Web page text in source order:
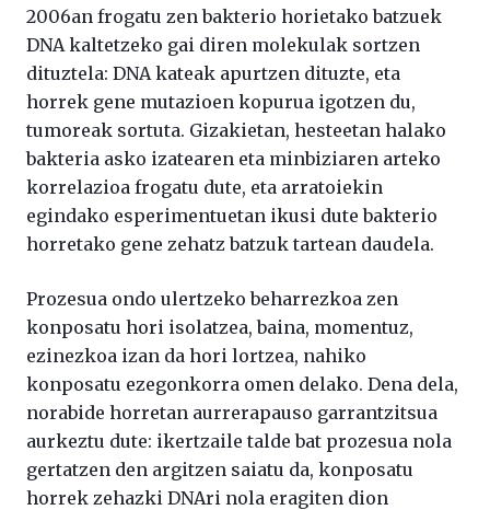
2006an frogatu zen bakterio horietako batzuek
DNA kaltetzeko gai diren molekulak sortzen
dituztela: DNA kateak apurtzen dituzte, eta
horrek gene mutazioen kopurua igotzen du,
tumoreak sortuta. Gizakietan, hesteetan halako
bakteria asko izatearen eta minbiziaren arteko
korrelazioa frogatu dute, eta arratoiekin
egindako esperimentuetan ikusi dute bakterio
horretako gene zehatz batzuk tartean daudela.
Prozesua ondo ulertzeko beharrezkoa zen
konposatu hori isolatzea, baina, momentuz,
ezinezkoa izan da hori lortzea, nahiko
konposatu ezegonkorra omen delako. Dena dela,
norabide horretan aurrerapauso garrantzitsua
aurkeztu dute: ikertzaile talde bat prozesua nola
gertatzen den argitzen saiatu da, konposatu
horrek zehazki DNAri nola eragiten dion